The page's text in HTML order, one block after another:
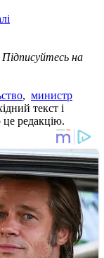
на
, министр
текст і
редакцію.